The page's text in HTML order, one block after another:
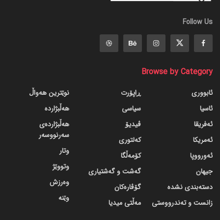
Follow Us
Browse by Category
ئابووری
ئاسیا
ئەفریقا
ئەمریکا
ئەورووپا
جیهان
دسته‌بندی نشده
زانست و تەندرووستی
ڕاپۆرت
سیاسی
ڤیدیۆ
کەلتوری
کۆمەڵگا
گه‌شت و گه‌شتیاری
گۆڤاره‌کان
مەڵتی میدیا
نوێترین هەواڵ
هەڵبژاردە
هەڵبژاردەی
سەرنووسەر
وتار
وتووێژ
وەرزش
وێنە